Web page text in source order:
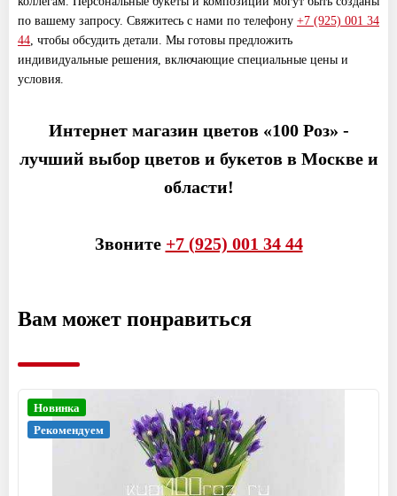
по вашему запросу. Свяжитесь с нами по телефону +7 (925) 001 34
44, чтобы обсудить детали. Мы готовы предложить
индивидуальные решения, включающие специальные цены и
условия.
Интернет магазин цветов «100 Роз» -
лучший выбор цветов и букетов в Москве и
области!
Звоните +7 (925) 001 34 44
Вам может понравиться
Новинка
Рекомендуем